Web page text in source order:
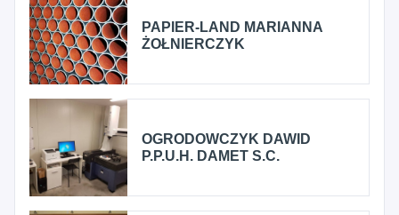
PAPIER-LAND MARIANNA
ŻOŁNIERCZYK
OGRODOWCZYK DAWID
P.P.U.H. DAMET S.C.